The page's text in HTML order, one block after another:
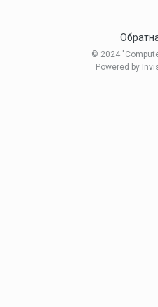
© 2024
Powered by